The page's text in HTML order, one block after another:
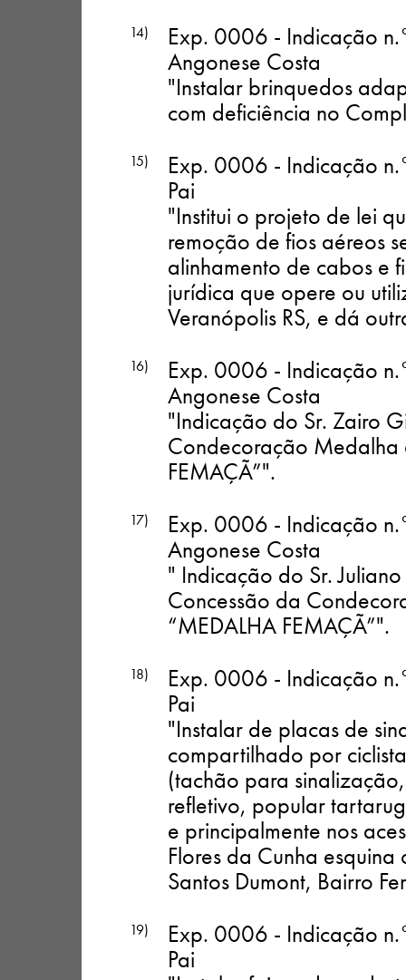
14)
Exp. 0006 - Indicação
Angonese Costa
"Instalar brinquedos
com deficiência no
15)
Exp. 0006 - Indicação
Pai
"Institui o projeto de lei
remoção de fios aéreos
alinhamento de cabos e
jurídica que opere ou
Veranópolis RS, e dá
16)
Exp. 0006 - Indicação
Angonese Costa
"Indicação do Sr. Zairo
Condecoração Medalha
FEMAÇÃ”".
17)
Exp. 0006 - Indicação
Angonese Costa
" Indicação do Sr.
Concessão da
“MEDALHA FEMAÇÃ”".
18)
Exp. 0006 - Indicação
Pai
"Instalar de placas de
compartilhado por
(tachão para
refletivo, popular
e principalmente nos
Flores da Cunha
Santos Dumont, Bairro
19)
Exp. 0006 - Indicação
Pai